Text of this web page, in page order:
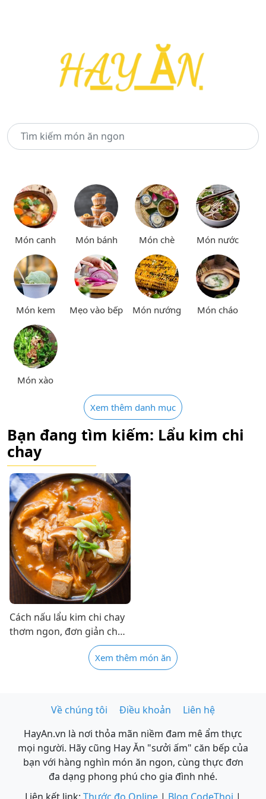
Món canh Món bánh Món chè Món nước
Món kem Mẹo vào bếp Món nướng Món cháo
Món xào
Xem thêm danh mục
Bạn đang tìm kiếm: Lẩu kim chi
chay
Cách nấu lẩu kim chi chay
thơm ngon, đơn giản cho
ngày mưa ấm lòng
Xem thêm món ăn
Về chúng tôi Điều khoản
Liên hệ
HayAn.vn là nơi thỏa mãn niềm đam mê ẩm thực
mọi người. Hãy cũng Hay Ăn "sưởi ấm" căn bếp của
bạn với hàng nghìn món ăn ngon, cùng thực đơn
đa dạng phong phú cho gia đình nhé.